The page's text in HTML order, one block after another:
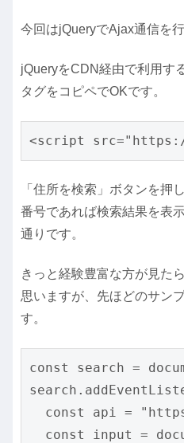
今回はjQueryでAjax通信を行
jQueryをCDN経由で利用す
タグをコピペでOKです。
<script
「住所を検索」ボタンを押
番号であれば検索結果を表
通りです。
きっと経験豊富な方が見た
思いますが、先ほどのサン
す。
const search =
const api =
const input =